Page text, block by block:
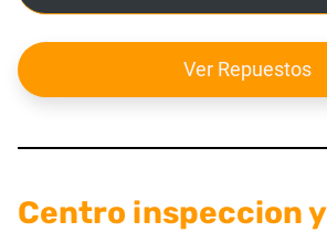
Ver Repuestos
Centro inspeccion y